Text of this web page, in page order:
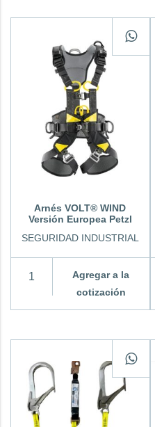
Arnés VOLT® WIND
Versión Europea Petzl
SEGURIDAD INDUSTRIAL
Agregar a la
cotización